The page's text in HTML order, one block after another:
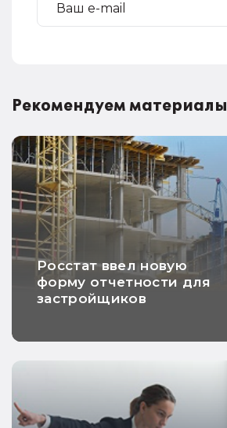
Рекомендуем материалы
Росстат ввел новую
форму отчетности для
застройщиков